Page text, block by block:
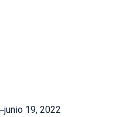
junio 19, 2022